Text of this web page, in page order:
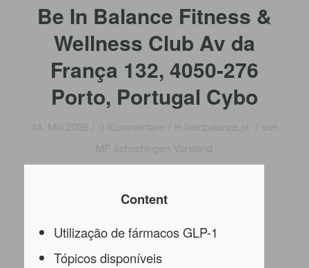
Be In Balance Fitness &
Wellness Club Av da
França 132, 4050-276
Porto, Portugal Cybo
0 Kommentare in beinbalance.pt
von
MF Schechingen Vorstand
Content
Utilização de fármacos GLP-1
Tópicos disponíveis